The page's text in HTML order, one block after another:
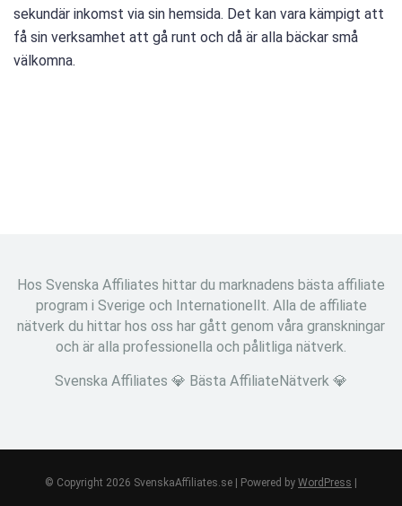
sekundär inkomst via sin hemsida. Det kan vara kämpigt att
få sin verksamhet att gå runt och då är alla bäckar små
välkomna.
Svenska Affiliates 💎 Bästa AffiliateNätverk 💎
Hos Svenska Affiliates hittar du marknadens bästa affiliate
program i Sverige och Internationellt. Alla de affiliate
nätverk du hittar hos oss har gått genom våra granskningar
och är alla professionella och pålitliga nätverk.
© Copyright 2026 SvenskaAffiliates.se | Powered by WordPress |